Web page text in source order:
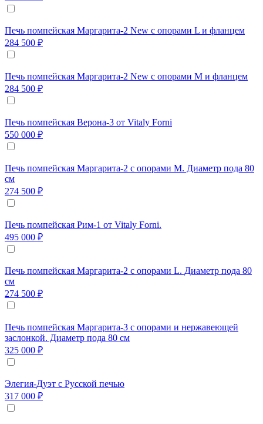
Печь помпейская Маргарита-2 New с опорами L и фланцем
284 500 ₽
Печь помпейская Маргарита-2 New с опорами M и фланцем
284 500 ₽
Печь помпейская Верона-3 от Vitaly Forni
550 000 ₽
Печь помпейская Маргарита-2 с опорами M. Диаметр пода 80
см
274 500 ₽
Печь помпейская Рим-1 от Vitaly Forni.
495 000 ₽
Печь помпейская Маргарита-2 с опорами L. Диаметр пода 80
см
274 500 ₽
Печь помпейская Маргарита-3 с опорами и нержавеющей
заслонкой. Диаметр пода 80 см
325 000 ₽
Элегия-Дуэт с Русской печью
317 000 ₽